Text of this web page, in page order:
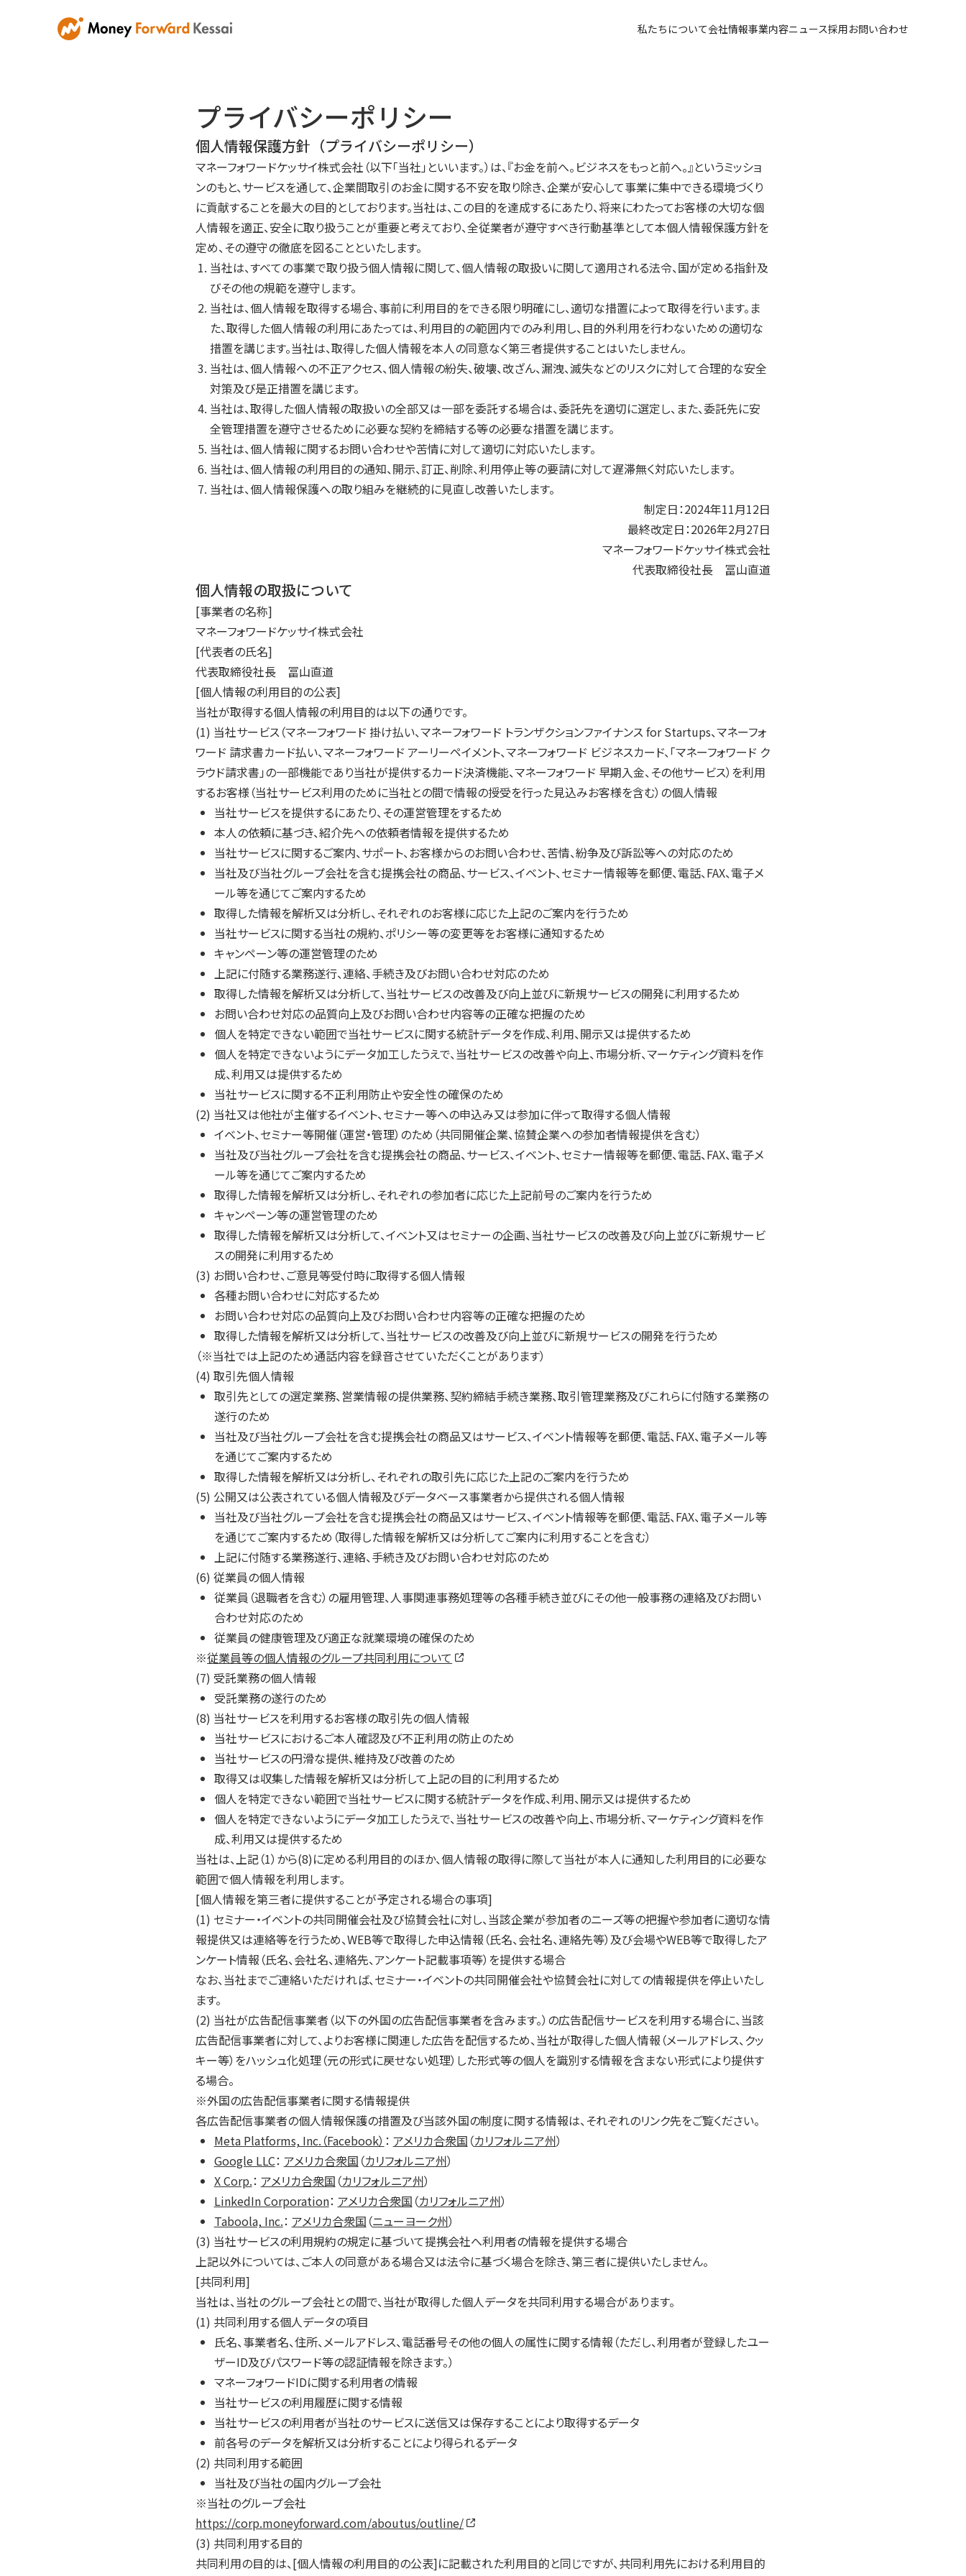
私たちについて会社情報事業内容ニュース採用お問い合わせ
プライバシーポリシー
個人情報保護方針（プライバシーポリシー）
マネーフォワードケッサイ株式会社（以下「当社」といいます。）は、『お金を前へ。ビジネスをもっと前へ。』というミッショ
ンのもと、サービスを通して、企業間取引のお金に関する不安を取り除き、企業が安心して事業に集中できる環境づくり
に貢献することを最大の目的としております。当社は、この目的を達成するにあたり、将来にわたってお客様の大切な個
人情報を適正、安全に取り扱うことが重要と考えており、全従業者が遵守すべき行動基準として本個人情報保護方針を
定め、その遵守の徹底を図ることといたします。
当社は、すべての事業で取り扱う個人情報に関して、個人情報の取扱いに関して適用される法令、国が定める指針及
びその他の規範を遵守します。
当社は、個人情報を取得する場合、事前に利用目的をできる限り明確にし、適切な措置によって取得を行います。ま
た、取得した個人情報の利用にあたっては、利用目的の範囲内でのみ利用し、目的外利用を行わないための適切な
措置を講じます。当社は、取得した個人情報を本人の同意なく第三者提供することはいたしません。
当社は、個人情報への不正アクセス、個人情報の紛失、破壊、改ざん、漏洩、滅失などのリスクに対して合理的な安全
対策及び是正措置を講じます。
当社は、取得した個人情報の取扱いの全部又は一部を委託する場合は、委託先を適切に選定し、また、委託先に安
全管理措置を遵守させるために必要な契約を締結する等の必要な措置を講じます。
当社は、個人情報に関するお問い合わせや苦情に対して適切に対応いたします。
当社は、個人情報の利用目的の通知、開示、訂正、削除、利用停止等の要請に対して遅滞無く対応いたします。
当社は、個人情報保護への取り組みを継続的に見直し改善いたします。
制定日：2024年11月12日
最終改定日：2026年2月27日
マネーフォワードケッサイ株式会社
代表取締役社長 冨山直道
個人情報の取扱について
[事業者の名称]
マネーフォワードケッサイ株式会社
[代表者の氏名]
代表取締役社長 冨山直道
[個人情報の利用目的の公表]
当社が取得する個人情報の利用目的は以下の通りです。
(1) 当社サービス（マネーフォワード 掛け払い、マネーフォワード トランザクションファイナンス for Startups、マネーフォ
ワード 請求書カード払い、マネーフォワード アーリーペイメント、マネーフォワード ビジネスカード、「マネーフォワード ク
ラウド請求書」の一部機能であり当社が提供するカード決済機能、マネーフォワード 早期入金、その他サービス）を利用
するお客様（当社サービス利用のために当社との間で情報の授受を行った見込みお客様を含む）の個人情報
当社サービスを提供するにあたり、その運営管理をするため
本人の依頼に基づき、紹介先への依頼者情報を提供するため
当社サービスに関するご案内、サポート、お客様からのお問い合わせ、苦情、紛争及び訴訟等への対応のため
当社及び当社グループ会社を含む提携会社の商品、サービス、イベント、セミナー情報等を郵便、電話、FAX、電子メ
ール等を通じてご案内するため
取得した情報を解析又は分析し、それぞれのお客様に応じた上記のご案内を行うため
当社サービスに関する当社の規約、ポリシー等の変更等をお客様に通知するため
キャンペーン等の運営管理のため
上記に付随する業務遂行、連絡、手続き及びお問い合わせ対応のため
取得した情報を解析又は分析して、当社サービスの改善及び向上並びに新規サービスの開発に利用するため
お問い合わせ対応の品質向上及びお問い合わせ内容等の正確な把握のため
個人を特定できない範囲で当社サービスに関する統計データを作成、利用、開示又は提供するため
個人を特定できないようにデータ加工したうえで、当社サービスの改善や向上、市場分析、マーケティング資料を作
成、利用又は提供するため
当社サービスに関する不正利用防止や安全性の確保のため
(2) 当社又は他社が主催するイベント、セミナー等への申込み又は参加に伴って取得する個人情報
イベント、セミナー等開催（運営・管理）のため（共同開催企業、協賛企業への参加者情報提供を含む）
当社及び当社グループ会社を含む提携会社の商品、サービス、イベント、セミナー情報等を郵便、電話、FAX、電子メ
ール等を通じてご案内するため
取得した情報を解析又は分析し、それぞれの参加者に応じた上記前号のご案内を行うため
キャンペーン等の運営管理のため
取得した情報を解析又は分析して、イベント又はセミナーの企画、当社サービスの改善及び向上並びに新規サービ
スの開発に利用するため
(3) お問い合わせ、ご意見等受付時に取得する個人情報
各種お問い合わせに対応するため
お問い合わせ対応の品質向上及びお問い合わせ内容等の正確な把握のため
取得した情報を解析又は分析して、当社サービスの改善及び向上並びに新規サービスの開発を行うため
（※当社では上記のため通話内容を録音させていただくことがあります）
(4) 取引先個人情報
取引先としての選定業務、営業情報の提供業務、契約締結手続き業務、取引管理業務及びこれらに付随する業務の
遂行のため
当社及び当社グループ会社を含む提携会社の商品又はサービス、イベント情報等を郵便、電話、FAX、電子メール等
を通じてご案内するため
取得した情報を解析又は分析し、それぞれの取引先に応じた上記のご案内を行うため
(5) 公開又は公表されている個人情報及びデータベース事業者から提供される個人情報
当社及び当社グループ会社を含む提携会社の商品又はサービス、イベント情報等を郵便、電話、FAX、電子メール等
を通じてご案内するため（取得した情報を解析又は分析してご案内に利用することを含む）
上記に付随する業務遂行、連絡、手続き及びお問い合わせ対応のため
(6) 従業員の個人情報
従業員（退職者を含む）の雇用管理、人事関連事務処理等の各種手続き並びにその他一般事務の連絡及びお問い
合わせ対応のため
従業員の健康管理及び適正な就業環境の確保のため
※従業員等の個人情報のグループ共同利用について
(7) 受託業務の個人情報
受託業務の遂行のため
(8) 当社サービスを利用するお客様の取引先の個人情報
当社サービスにおけるご本人確認及び不正利用の防止のため
当社サービスの円滑な提供、維持及び改善のため
取得又は収集した情報を解析又は分析して上記の目的に利用するため
個人を特定できない範囲で当社サービスに関する統計データを作成、利用、開示又は提供するため
個人を特定できないようにデータ加工したうえで、当社サービスの改善や向上、市場分析、マーケティング資料を作
成、利用又は提供するため
当社は、上記（1）から(8)に定める利用目的のほか、個人情報の取得に際して当社が本人に通知した利用目的に必要な
範囲で個人情報を利用します。
[個人情報を第三者に提供することが予定される場合の事項]
(1) セミナー・イベントの共同開催会社及び協賛会社に対し、当該企業が参加者のニーズ等の把握や参加者に適切な情
報提供又は連絡等を行うため、WEB等で取得した申込情報（氏名、会社名、連絡先等）及び会場やWEB等で取得したア
ンケート情報（氏名、会社名、連絡先、アンケート記載事項等）を提供する場合
なお、当社までご連絡いただければ、セミナー・イベントの共同開催会社や協賛会社に対しての情報提供を停止いたし
ます。
(2) 当社が広告配信事業者（以下の外国の広告配信事業者を含みます。）の広告配信サービスを利用する場合に、当該
広告配信事業者に対して、よりお客様に関連した広告を配信するため、当社が取得した個人情報（メールアドレス、クッ
キー等）をハッシュ化処理（元の形式に戻せない処理）した形式等の個人を識別する情報を含まない形式により提供す
る場合。
※外国の広告配信事業者に関する情報提供
各広告配信事業者の個人情報保護の措置及び当該外国の制度に関する情報は、それぞれのリンク先をご覧ください。
Meta Platforms, Inc.（Facebook） ： アメリカ合衆国 （カリフォルニア州）
Google LLC： アメリカ合衆国 （カリフォルニア州）
X Corp.： アメリカ合衆国 （カリフォルニア州）
LinkedIn Corporation： アメリカ合衆国 （カリフォルニア州）
Taboola, Inc.： アメリカ合衆国 （ニューヨーク州）
(3) 当社サービスの利用規約の規定に基づいて提携会社へ利用者の情報を提供する場合
上記以外については、ご本人の同意がある場合又は法令に基づく場合を除き、第三者に提供いたしません。
[共同利用]
当社は、当社のグループ会社との間で、当社が取得した個人データを共同利用する場合があります。
(1) 共同利用する個人データの項目
氏名、事業者名、住所、メールアドレス、電話番号その他の個人の属性に関する情報（ただし、利用者が登録したユー
ザーID及びパスワード等の認証情報を除きます。）
マネーフォワードIDに関する利用者の情報
当社サービスの利用履歴に関する情報
当社サービスの利用者が当社のサービスに送信又は保存することにより取得するデータ
前各号のデータを解析又は分析することにより得られるデータ
(2) 共同利用する範囲
当社及び当社の国内グループ会社
※当社のグループ会社
https://corp.moneyforward.com/aboutus/outline/
(3) 共同利用する目的
共同利用の目的は、[個人情報の利用目的の公表]に記載された利用目的と同じですが、共同利用先における利用目的